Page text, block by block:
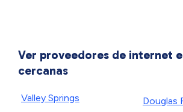
Ver proveedores de internet
cercanas
Valley Springs
Douglas